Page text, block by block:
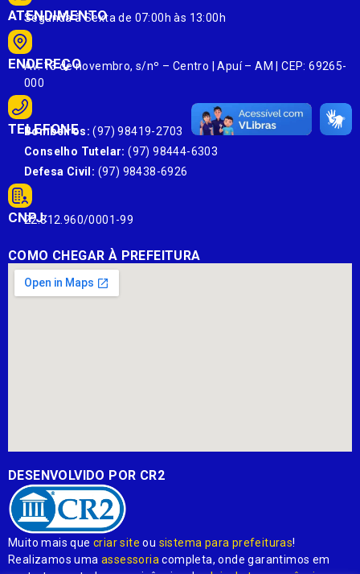
ATENDIMENTO
Segunda à Sexta de 07:00h às 13:00h
ENDEREÇO
Av. 13 de novembro, s/nº – Centro | Apuí – AM | CEP: 69265-
000
TELEFONE
Bombeiros: (97) 98419-2703
Conselho Tutelar: (97) 98444-6303
Defesa Civil: (97) 98438-6926
CNPJ:
22.812.960/0001-99
COMO CHEGAR À PREFEITURA
DESENVOLVIDO POR CR2
Muito mais quecriar site ou sistema para prefeituras!
Realizamos umaassessoria completa, onde garantimos em